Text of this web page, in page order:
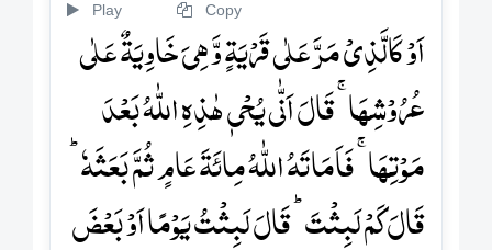
Play Copy
اَوۡ کَالَّذِیۡ مَرَّ عَلٰی قَرۡیَۃٍ وَّ ہِیَ خَاوِیَۃٌ عَلٰی
عُرُوۡشِہَا ۚ قَالَ اَنّٰی یُحۡیٖ ہٰذِہِ اللّٰہُ بَعۡدَ
مَوۡتِہَا ۚ فَاَمَاتَہُ اللّٰہُ مِائَۃَ عَامٍ ثُمَّ بَعَثَہٗ ؕ
قَالَ کَمۡ لَبِثۡتَ ؕ قَالَ لَبِثۡتُ یَوۡمًا اَوۡ بَعۡضَ